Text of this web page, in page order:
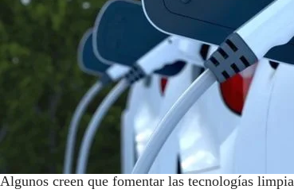
Algunos creen que fomentar las tecnologías